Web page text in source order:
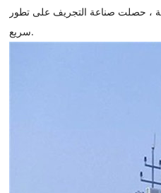
، حصلت صناعة التجريف على تطور
سريع.